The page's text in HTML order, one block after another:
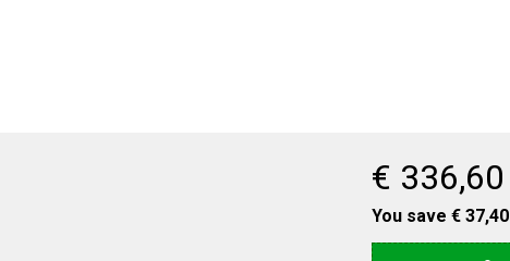
€ 336,60
You save € 37,40